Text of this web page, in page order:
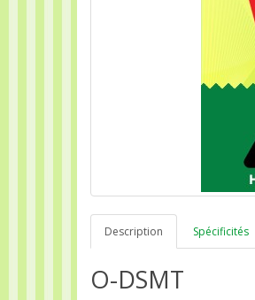
Description Spécificités
O-DSMT